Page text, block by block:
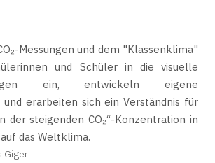
Messungen und dem "Klassenklima"
und Schüler in die visuelle
ein, entwickeln eigene
erarbeiten sich ein Verständnis für
der steigenden CO₂“-Konzentration in
das Weltklima.
Giger